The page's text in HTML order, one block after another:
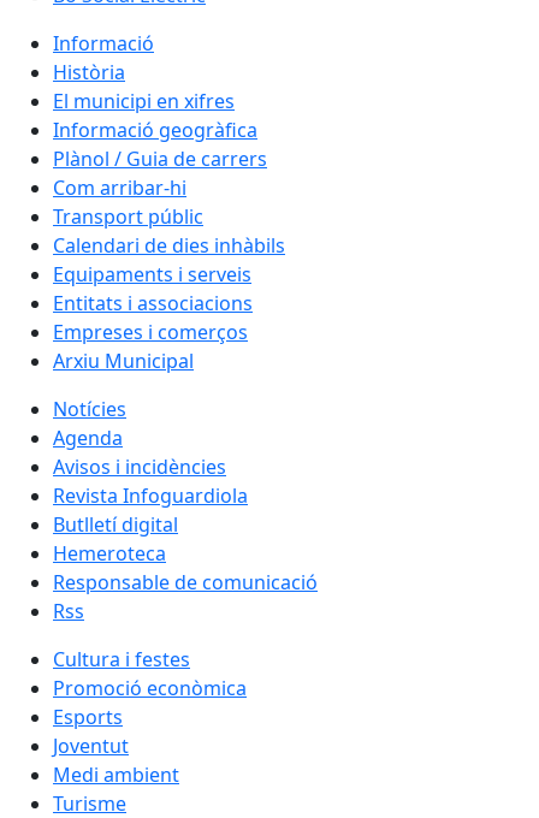
Informació
Història
El municipi en xifres
Informació geogràfica
Plànol / Guia de carrers
Com arribar-hi
Transport públic
Calendari de dies inhàbils
Equipaments i serveis
Entitats i associacions
Empreses i comerços
Arxiu Municipal
Notícies
Agenda
Avisos i incidències
Revista Infoguardiola
Butlletí digital
Hemeroteca
Responsable de comunicació
Rss
Cultura i festes
Promoció econòmica
Esports
Joventut
Medi ambient
Turisme